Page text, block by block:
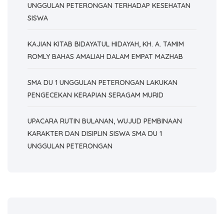
UNGGULAN PETERONGAN TERHADAP KESEHATAN
SISWA
KAJIAN KITAB BIDAYATUL HIDAYAH, KH. A. TAMIM
ROMLY BAHAS AMALIAH DALAM EMPAT MAZHAB
SMA DU 1 UNGGULAN PETERONGAN LAKUKAN
PENGECEKAN KERAPIAN SERAGAM MURID
UPACARA RUTIN BULANAN, WUJUD PEMBINAAN
KARAKTER DAN DISIPLIN SISWA SMA DU 1
UNGGULAN PETERONGAN